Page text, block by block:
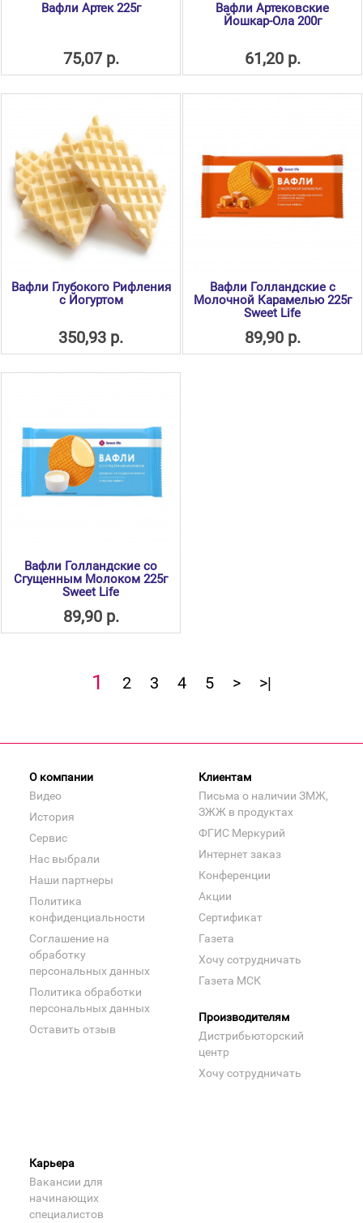
Вафли Артек 225г
75,07 р.
Вафли Артековские
Йошкар-Ола 200г
61,20 р.
Вафли Глубокого Рифления
с Йогуртом
350,93 р.
Вафли Голландские с
Молочной Карамелью 225г
Sweet Life
89,90 р.
Вафли Голландские со
Сгущенным Молоком 225г
Sweet Life
89,90 р.
1 2 3 4 5 > >|
О компании
Видео
История
Сервис
Нас выбрали
Наши партнеры
Политика
конфиденциальности
Соглашение на
обработку
персональных данных
Политика обработки
персональных данных
Оставить отзыв
Клиентам
Письма о наличии ЗМЖ,
ЗЖЖ в продуктах
ФГИС Меркурий
Интернет заказ
Конференции
Акции
Сертификат
Газета
Хочу сотрудничать
Газета МСК
Производителям
Дистрибьюторский
центр
Хочу сотрудничать
Карьера
Вакансии для
начинающих
специалистов